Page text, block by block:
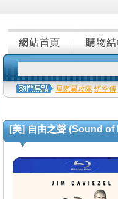
星際異攻隊 悟空傳
[美] 自由之聲 (Sound of